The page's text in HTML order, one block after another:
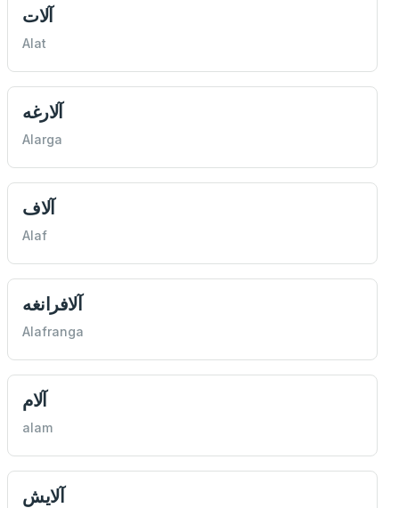
آلات
Alat
آلارغه
Alarga
آلاف
Alaf
آلافرانغه
Alafranga
آلام
alam
آلايش